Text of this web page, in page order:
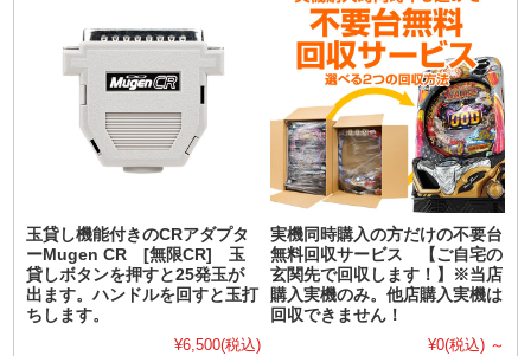
玉貸し機能付きのCRアダプタ
ーMugen CR [無限CR] 玉
貸しボタンを押すと25発玉が
出ます。ハンドルを回すと玉打
ちします。
¥6,500(税込)
実機同時購入の方だけの不要台
無料回収サービス 【ご自宅の
玄関先で回収します！】※当店
購入実機のみ。他店購入実機は
回収できません！
¥0(税込) ～